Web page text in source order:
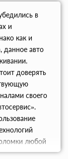
в
и
как и
данное авто
доверять
своего
любой
ремонте Fiat